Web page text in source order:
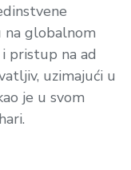
globalnom
pristup na ad
uzimajući u
je u svom